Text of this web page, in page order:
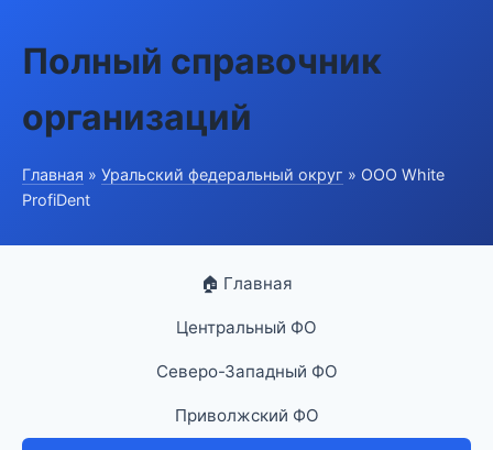
Полный справочник
организаций
Главная » Уральский федеральный округ » ООО White
ProfiDent
🏠 Главная
Центральный ФО
Северо-Западный ФО
Приволжский ФО